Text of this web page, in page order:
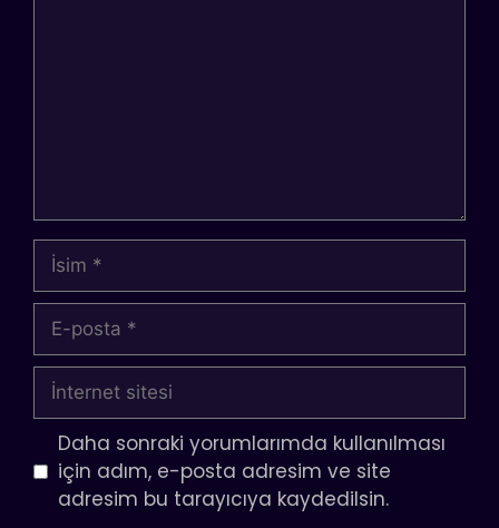
İsim
posta
İnternet
sitesi
Daha sonraki yorumlarımda kullanılması
için adım, e-posta adresim ve site
adresim bu tarayıcıya kaydedilsin.